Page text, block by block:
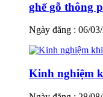
ghế gỗ thông
Ngày đăng : 06/
Kinh nghiệm